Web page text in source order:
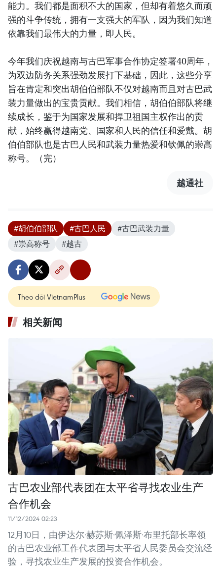
能力。我们都是面积不大的国家，但却有着悠久而顽
强的斗争传统，拥有一支强大的军队，因为我们知道
依靠我们最伟大的力量，即人民。
今年我们庆祝越南与古巴军事合作协定签署40周年，
为双边防务关系强劲发展打下基础，因此，这些分享
旨在肯定和突出胡伯伯部队不仅对越南而且对古巴武
装力量做出的宝贵贡献。我们相信，胡伯伯部队将继
续成长，鉴于为国家发展和捍卫祖国主权作出的贡
献，始终赢得越南党、国家和人民的信任和爱戴。胡
伯伯部队也是古巴人民和武装力量热爱和钦佩的崇高
称号。（完）
越通社
#胡伯伯部队 #古巴人民
#古巴武装力量
#崇高称号
#越古
Theo dõi VietnamPlus
相关新闻
古巴农业部代表团在太平省寻找农业生产
合作机会
11/12/2024 02:23
12月10日，由伊达尔·赫苏斯·佩泽斯·布里托部长率领
的古巴农业部工作代表团与太平省人民委员会交流经
验，寻找农业生产发展的投资合作机会。